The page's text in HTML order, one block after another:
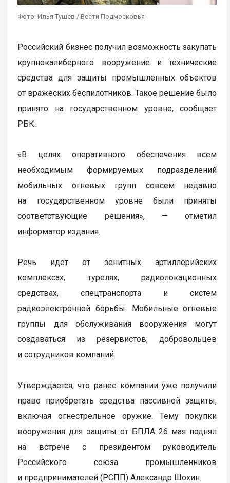
Фото: Илья Тушев / Вести Подмосковья
Российский бизнес получил возможность закупать
крупнокалиберного вооружение и технические
средства для защиты промышленных объектов
от вражеских беспилотников. Такое решение было
принято на государственном уровне, сообщает
РБК.
«В целях оперативного обеспечения всем
необходимым формируемых подразделений
мобильных огневых групп совсем недавно
на государственном уровне были приняты
соответствующие решения», — отметил
информатор издания.
Речь идет от зенитных артиллерийских
комплексах, турелях, радиолокационных
средствах, спецтранспорта и систем
радиоэлектронной борьбы. Мобильные огневые
группы для обслуживания вооружения могут
создаваться из резервистов, добровольцев
и сотрудников компаний.
Утверждается, что ранее компании уже получили
право приобретать средства пассивной защиты,
включая огнестрельное оружие. Тему покупки
вооружения для защиты от БПЛА 26 мая поднял
на встрече с президентом руководитель
Российского союза промышленников
и предпринимателей (РСПП) Александр Шохин.